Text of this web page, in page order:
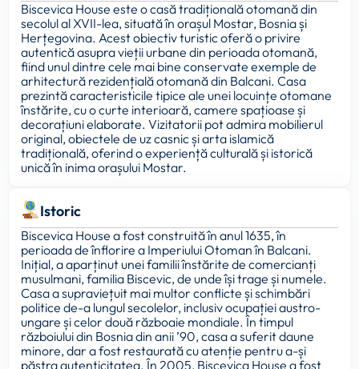
Biscevica House este o casă tradițională otomană din
secolul al XVII-lea, situată în orașul Mostar, Bosnia și
Herțegovina. Acest obiectiv turistic oferă o privire
autentică asupra vieții urbane din perioada otomană,
fiind unul dintre cele mai bine conservate exemple de
arhitectură rezidențială otomană din Balcani. Casa
prezintă caracteristicile tipice ale unei locuințe otomane
înstărite, cu o curte interioară, camere spațioase și
decorațiuni elaborate. Vizitatorii pot admira mobilierul
original, obiectele de uz casnic și arta islamică
tradițională, oferind o experiență culturală și istorică
unică în inima orașului Mostar.
Istoric
Biscevica House a fost construită în anul 1635, în
perioada de înflorire a Imperiului Otoman în Balcani.
Inițial, a aparținut unei familii înstărite de comercianți
musulmani, familia Biscevic, de unde își trage și numele.
Casa a supraviețuit mai multor conflicte și schimbări
politice de-a lungul secolelor, inclusiv ocupației austro-
ungare și celor două războaie mondiale. În timpul
războiului din Bosnia din anii ’90, casa a suferit daune
minore, dar a fost restaurată cu atenție pentru a-și
păstra autenticitatea. În 2005, Biscevica House a fost